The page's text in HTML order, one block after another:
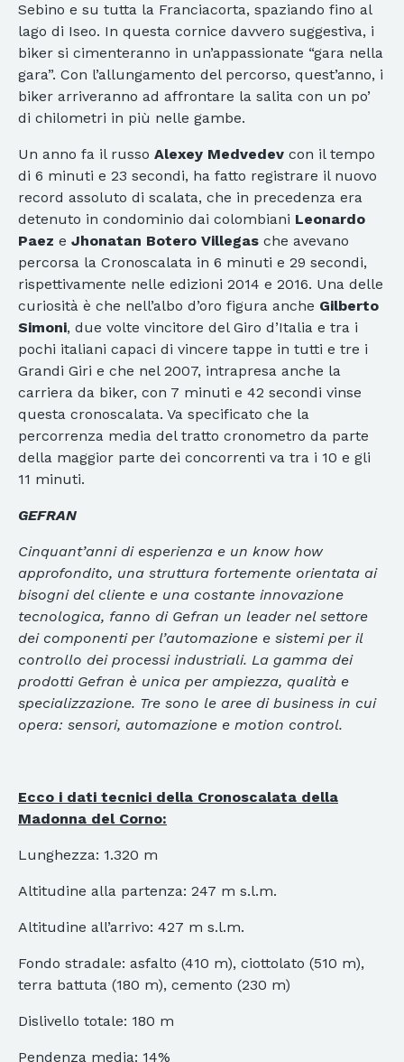
Sebino e su tutta la Franciacorta, spaziando fino al
lago di Iseo. In questa cornice davvero suggestiva, i
biker si cimenteranno in un’appassionate “gara nella
gara”. Con l’allungamento del percorso, quest’anno, i
biker arriveranno ad affrontare la salita con un po’
di chilometri in più nelle gambe.
Un anno fa il russo Alexey Medvedev con il tempo
di 6 minuti e 23 secondi, ha fatto registrare il nuovo
record assoluto di scalata, che in precedenza era
detenuto in condominio dai colombiani Leonardo
Paez e Jhonatan Botero Villegas che avevano
percorsa la Cronoscalata in 6 minuti e 29 secondi,
rispettivamente nelle edizioni 2014 e 2016. Una delle
curiosità è che nell’albo d’oro figura anche Gilberto
Simoni, due volte vincitore del Giro d’Italia e tra i
pochi italiani capaci di vincere tappe in tutti e tre i
Grandi Giri e che nel 2007, intrapresa anche la
carriera da biker, con 7 minuti e 42 secondi vinse
questa cronoscalata. Va specificato che la
percorrenza media del tratto cronometro da parte
della maggior parte dei concorrenti va tra i 10 e gli
11 minuti.
GEFRAN
Cinquant’anni di esperienza e un know how
approfondito, una struttura fortemente orientata ai
bisogni del cliente e una costante innovazione
tecnologica, fanno di Gefran un leader nel settore
dei componenti per l’automazione e sistemi per il
controllo dei processi industriali. La gamma dei
prodotti Gefran è unica per ampiezza, qualità e
specializzazione. Tre sono le aree di business in cui
opera: sensori, automazione e motion control.
Ecco i dati tecnici della Cronoscalata della
Madonna del Corno:
Lunghezza: 1.320 m
Altitudine alla partenza: 247 m s.l.m.
Altitudine all’arrivo: 427 m s.l.m.
Fondo stradale: asfalto (410 m), ciottolato (510 m),
terra battuta (180 m), cemento (230 m)
Dislivello totale: 180 m
Pendenza media: 14%